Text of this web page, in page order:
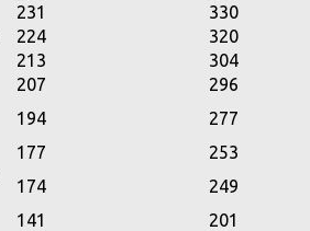
231
330
224
320
213
304
207
296
194
277
177
253
174
249
141
201